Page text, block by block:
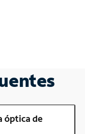
óptica de